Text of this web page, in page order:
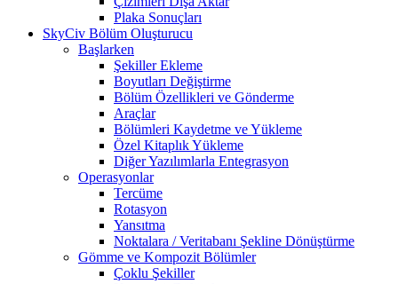
Plaka Sonuçları
SkyCiv Bölüm Oluşturucu
Başlarken
Şekiller Ekleme
Boyutları Değiştirme
Bölüm Özellikleri ve Gönderme
Araçlar
Bölümleri Kaydetme ve Yükleme
Özel Kitaplık Yükleme
Diğer Yazılımlarla Entegrasyon
Operasyonlar
Tercüme
Rotasyon
Yansıtma
Noktalara / Veritabanı Şekline Dönüştürme
Gömme ve Kompozit Bölümler
Çoklu Şekiller